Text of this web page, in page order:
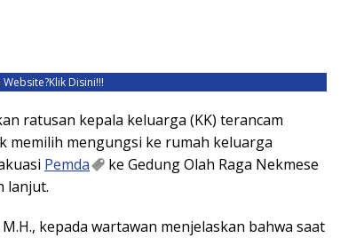
Website?Klik Disini!!!
ratusan kepala keluarga (KK) terancam
memilih mengungsi ke rumah keluarga
Pemda
ke Gedung Olah Raga Nekmese
lanjut.
kepada wartawan menjelaskan bahwa saat